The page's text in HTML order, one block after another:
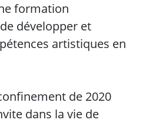
formation
développer et
artistiques en
de 2020
dans la vie de